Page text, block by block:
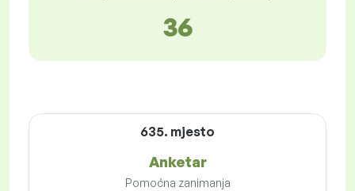
36
635. mjesto
Anketar
Pomoćna zanimanja